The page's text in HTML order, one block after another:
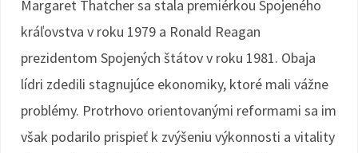
Margaret Thatcher sa stala premiérkou Spojeného
kráľovstva v roku 1979 a Ronald Reagan
prezidentom Spojených štátov v roku 1981. Obaja
lídri zdedili stagnujúce ekonomiky, ktoré mali vážne
problémy. Protrhovo orientovanými reformami sa im
však podarilo prispieť k zvýšeniu výkonnosti a vitality